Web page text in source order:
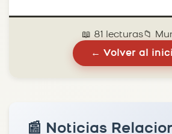
📖 81 lecturas📁
← Volver al
📰 Noticias